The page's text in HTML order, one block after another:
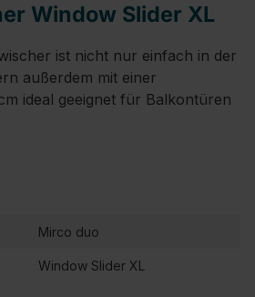
Window Slider XL
ist nicht nur einfach in der
außerdem mit einer
ideal geeignet für Balkontüren
Mirco duo
Window Slider XL